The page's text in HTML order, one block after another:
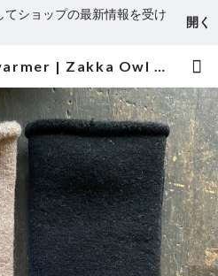
てショップの最新情報を受け
開く
hacu. Wool arm warmer | Zakka Owl 雑貨オウル-owly.accessories